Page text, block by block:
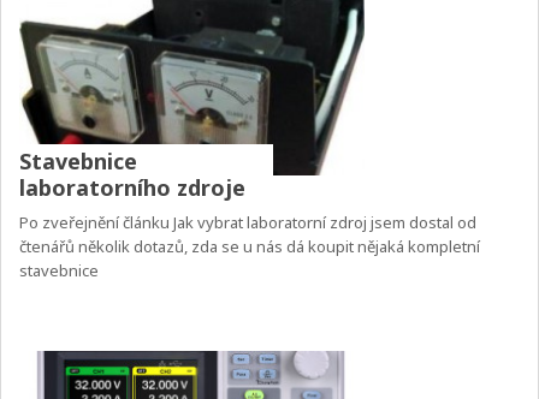
Stavebnice
laboratorního zdroje
Po zveřejnění článku Jak vybrat laboratorní zdroj jsem dostal od
čtenářů několik dotazů, zda se u nás dá koupit nějaká kompletní
stavebnice